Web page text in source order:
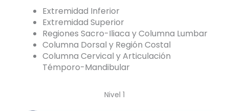
Extremidad Inferior
Extremidad Superior
Regiones Sacro-Iliaca y Columna Lumbar
Columna Dorsal y Región Costal
Columna Cervical y Articulación
Témporo-Mandibular
Nivel 1